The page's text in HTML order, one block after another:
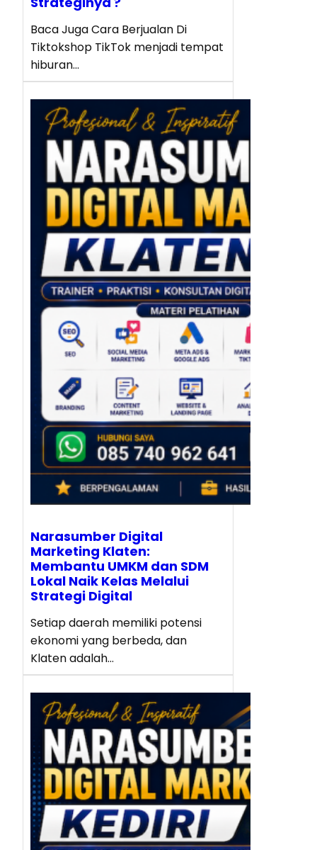
Baca Juga Cara Berjualan Di
Tiktokshop TikTok menjadi tempat
hiburan…
Narasumber Digital
Marketing Klaten:
Membantu UMKM dan SDM
Lokal Naik Kelas Melalui
Strategi Digital
Setiap daerah memiliki potensi
ekonomi yang berbeda, dan
Klaten adalah…